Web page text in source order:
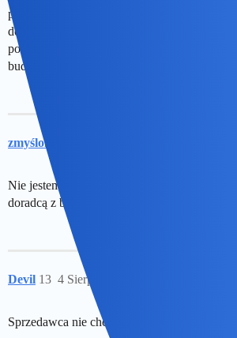
podłączonych mediów itp. Bez tych
dom od 1000 złotych do 2500 złotych za
powierzchni użytkowej.Wiele zależy od stanu
budynku (ścian, piwnicy, dachu).
zmyślona
Nie jestem pewna, ale chyba jest możliwość
doradcą z biura nieruchomości, który wycenił
Devil 4 Sierpień 2019 15:05
13
Sprzedawca nie chce pośredników